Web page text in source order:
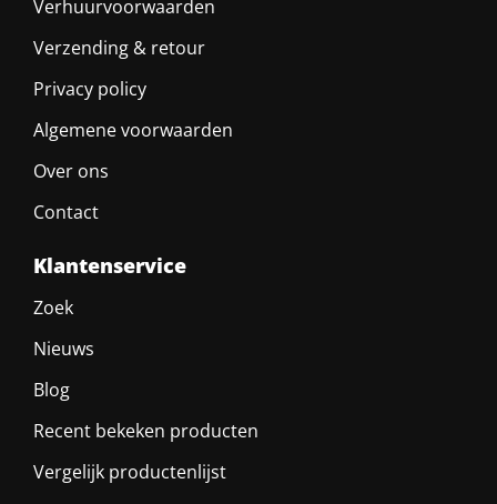
Verhuurvoorwaarden
Verzending & retour
Privacy policy
Algemene voorwaarden
Over ons
Contact
Klantenservice
Zoek
Nieuws
Blog
Recent bekeken producten
Vergelijk productenlijst